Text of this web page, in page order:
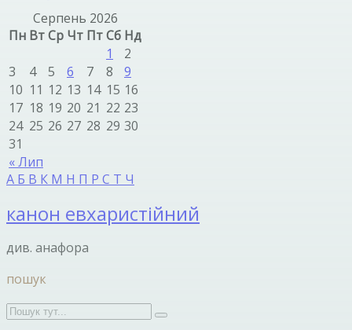
Серпень 2026
Пн ВтСр Чт ПтСб Нд
« Лип
1
2
3
4 5 6 7 8
9
10 11 12 13 14 15 16
17 18 19 20 21 22 23
24 25 26 27 28 29 30
31
А Б В К М Н П Р С Т Ч
канон евхаристійний
див. анафора
пошук